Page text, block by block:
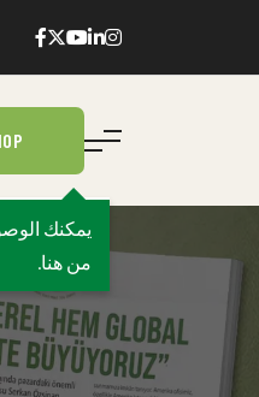
يمكنك
من هنا.